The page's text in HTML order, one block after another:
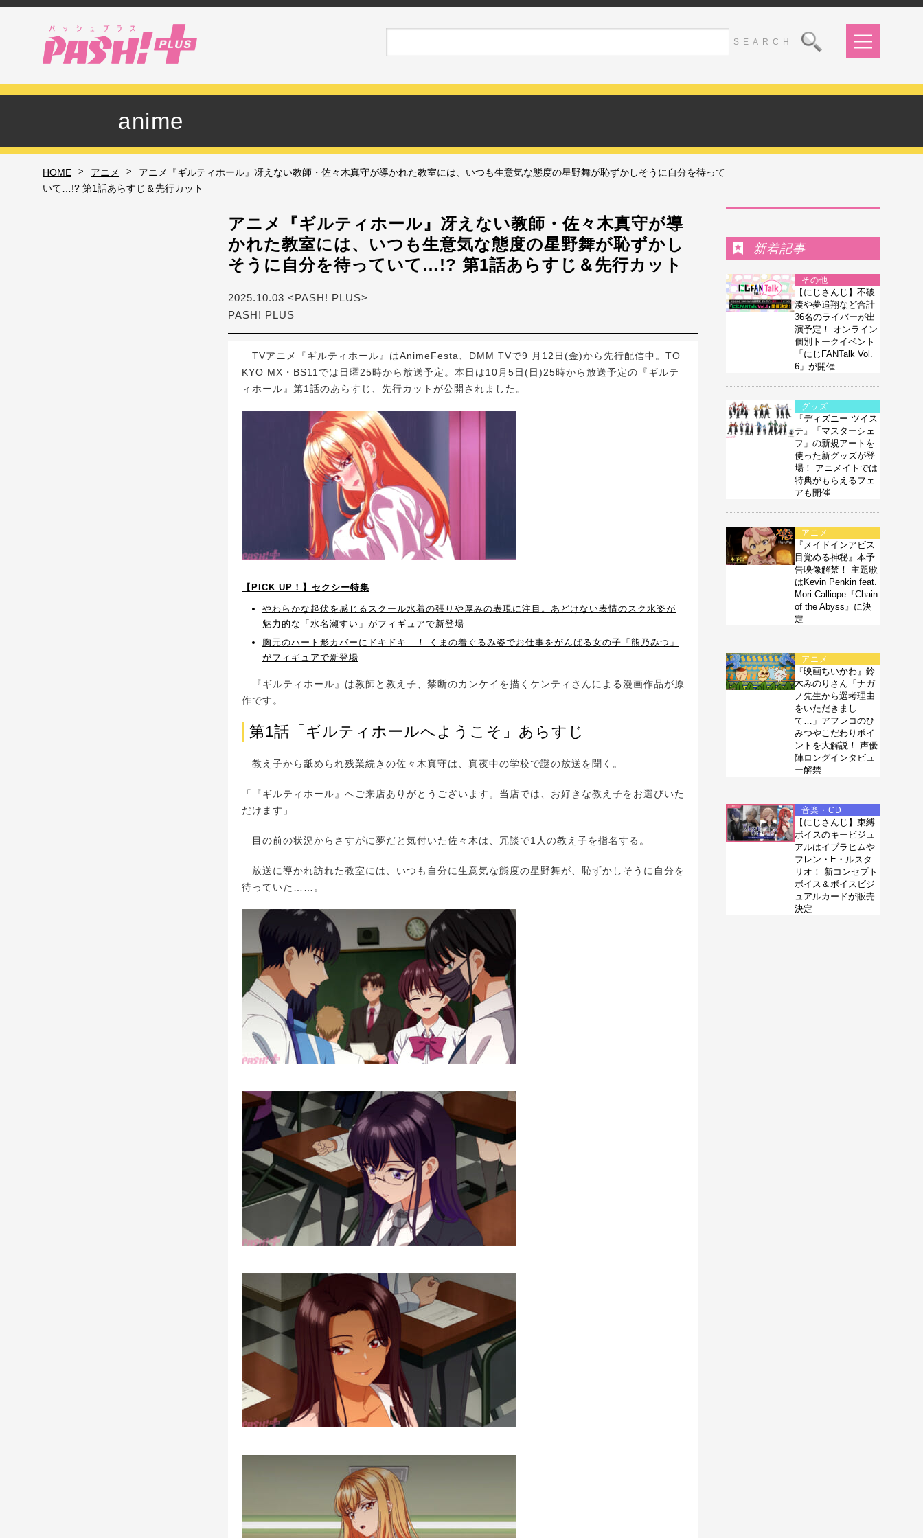
anime
HOME > アニメ >
アニメ『ギルティホール』冴えない教師・佐々木真守が導かれた教室には、いつも生意気な態度の星野舞が恥ずかしそうに自分を待って
いて…!? 第1話あらすじ＆先行カット
アニメ『ギルティホール』冴えない教師・佐々木真守が導
かれた教室には、いつも生意気な態度の星野舞が恥ずかし
そうに自分を待っていて…!? 第1話あらすじ＆先行カット
2025.10.03 <PASH! PLUS>
PASH! PLUS
TVアニメ『ギルティホール』はAnimeFesta、DMM TVで9 月12日(金)から先行配信中。TO
KYO MX・BS11では日曜25時から放送予定。本日は10月5日(日)25時から放送予定の『ギルテ
ィホール』第1話のあらすじ、先行カットが公開されました。
【PICK UP！】セクシー特集
やわらかな起伏を感じるスクール水着の張りや厚みの表現に注目。あどけない表情のスク水姿が
魅力的な「水名瀬すい」がフィギュアで新登場
胸元のハート形カバーにドキドキ…！ くまの着ぐるみ姿でお仕事をがんばる女の子「熊乃みつ」
がフィギュアで新登場
『ギルティホール』は教師と教え子、禁断のカンケイを描くケンティさんによる漫画作品が原
作です。
第1話「ギルティホールへようこそ」あらすじ
教え子から舐められ残業続きの佐々木真守は、真夜中の学校で謎の放送を聞く。
「『ギルティホール』へご来店ありがとうございます。当店では、お好きな教え子をお選びいた
だけます」
目の前の状況からさすがに夢だと気付いた佐々木は、冗談で1人の教え子を指名する。
放送に導かれ訪れた教室には、いつも自分に生意気な態度の星野舞が、恥ずかしそうに自分を
待っていた……。
新着記事
その他
【にじさんじ】不破
湊や夢追翔など合計
36名のライバーが出
演予定！ オンライン
個別トークイベント
「にじFANTalk Vol.
6」が開催
グッズ
『ディズニー ツイス
テ』「マスターシェ
フ」の新規アートを
使った新グッズが登
場！ アニメイトでは
特典がもらえるフェ
アも開催
アニメ
『メイドインアビス
目覚める神秘』本予
告映像解禁！ 主題歌
はKevin Penkin feat.
Mori Calliope『Chain
of the Abyss』に決
定
アニメ
『映画ちいかわ』鈴
木みのりさん「ナガ
ノ先生から選考理由
をいただきまし
て…」アフレコのひ
みつやこだわりポイ
ントを大解説！ 声優
陣ロングインタビュ
ー解禁
音楽・CD
【にじさんじ】束縛
ボイスのキービジュ
アルはイブラヒムや
フレン・E・ルスタ
リオ！ 新コンセプト
ボイス＆ボイスビジ
ュアルカードが販売
決定